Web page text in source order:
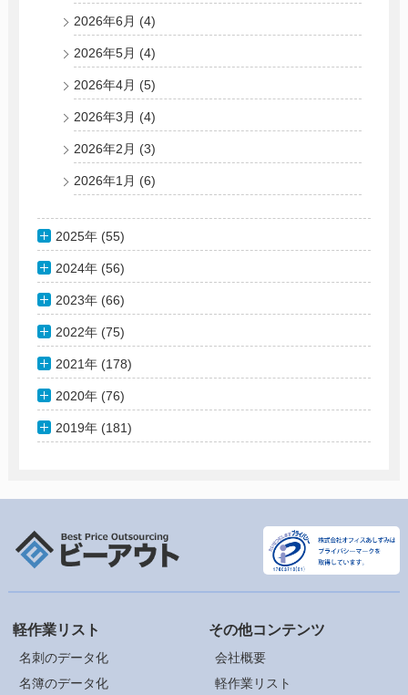
2026年6月 (4)
2026年5月 (4)
2026年4月 (5)
2026年3月 (4)
2026年2月 (3)
2026年1月 (6)
2025年 (55)
2024年 (56)
2023年 (66)
2022年 (75)
2021年 (178)
2020年 (76)
2019年 (181)
軽作業リスト
名刺のデータ化
名簿のデータ化
その他コンテンツ
会社概要
軽作業リスト